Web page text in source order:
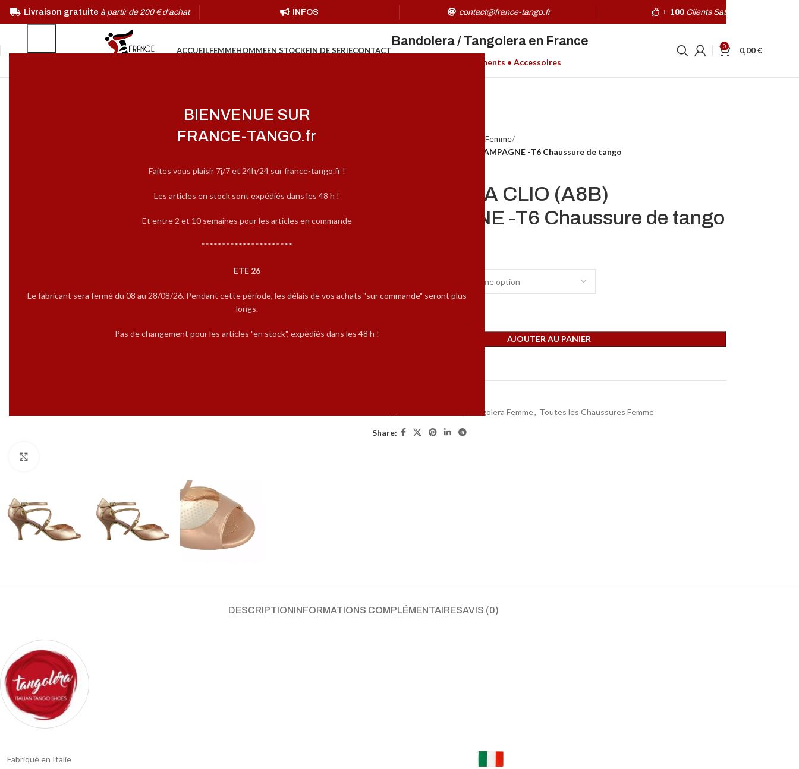
BIENVENUE SUR
FRANCE-TANGO.fr
Faites vous plaisir 7j/7 et 24h/24 sur france-tango.fr !
Les articles en stock sont expédiés dans les 48 h !
Et entre 2 et 10 semaines pour les articles en commande
**********************
ETE 26
Le fabricant sera fermé du 08 au 28/08/26. Pendant cette période, les délais de vos achats "sur commande" seront plus
longs.
Pas de changement pour les articles "en stock", expédiés dans les 48 h !
ACCUEILFEMMEHOMMEEN STOCKFIN DE SERIECONTACT
Bandolera / Tangolera en France
Chaussures H/F • Vêtements • Accessoires
0 0,00€
Tangolera Femme
TANGOLERA CLIO (A8B) CHAMPAGNE -T6 Chaussure de tango
TANGOLERA CLIO (A8B)
CHAMPAGNE -T6 Chaussure de tango
AJOUTER AU PANIER
Tangolera Femme, Toutes les Chaussures Femme
Share:
DESCRIPTIONINFORMATIONS COMPLÉMENTAIRESAVIS (0)
Fabriqué en Italie
Livraison gratuite à partir de 200 € d'achat INFOS contact@france-tango.fr + 100 Clients Satisfaits